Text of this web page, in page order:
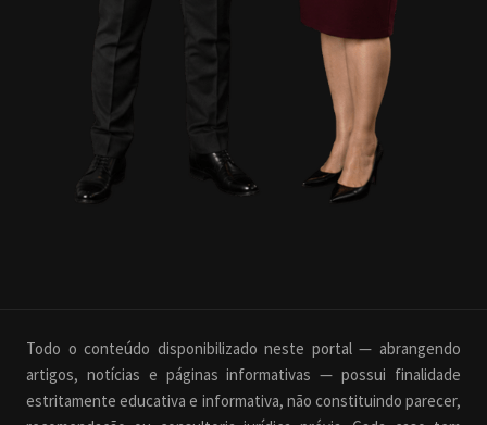
Todo o conteúdo disponibilizado neste portal — abrangendo
artigos, notícias e páginas informativas — possui finalidade
estritamente educativa e informativa, não constituindo parecer,